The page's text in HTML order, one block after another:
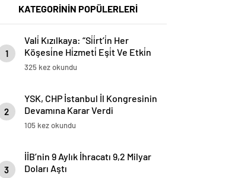
KATEGORİNİN POPÜLERLERİ
1
Vali̇ Kızılkaya: “Si̇i̇rt’i̇n Her
Köşesi̇ne Hi̇zmeti̇ Eşi̇t Ve Etki̇n
Şeki̇lde Ulaştıracağiz”
325 kez okundu
2
YSK, CHP İstanbul İl Kongresinin
Devamına Karar Verdi
105 kez okundu
3
İİB’nin 9 Aylık İhracatı 9,2 Milyar
Doları Aştı